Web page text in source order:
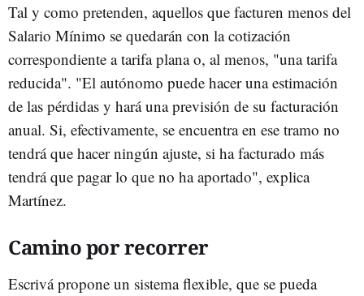
Tal y como pretenden, aquellos que facturen menos del
Salario Mínimo se quedarán con la cotización
correspondiente a tarifa plana o, al menos, "una tarifa
reducida". "El autónomo puede hacer una estimación
de las pérdidas y hará una previsión de su facturación
anual. Si, efectivamente, se encuentra en ese tramo no
tendrá que hacer ningún ajuste, si ha facturado más
tendrá que pagar lo que no ha aportado", explica
Martínez.
Camino por recorrer
Escrivá propone un sistema flexible, que se pueda